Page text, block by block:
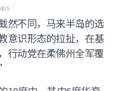
ADS
然不同，马来半岛的选
意识形态的拉扯，在基
行动党在柔佛州全军覆